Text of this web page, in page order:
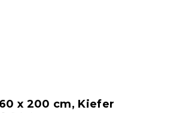
x 200 cm, Kiefer